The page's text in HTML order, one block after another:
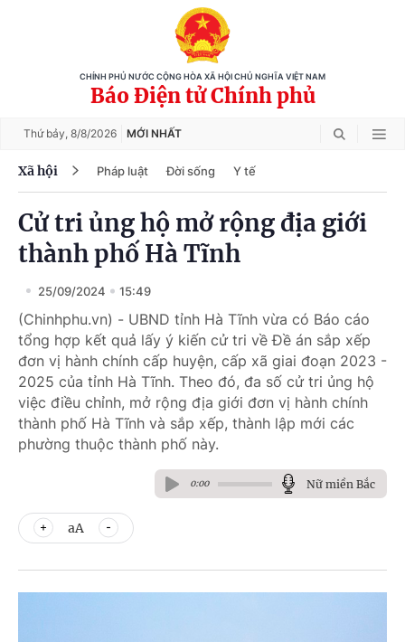
CHÍNH PHỦ NƯỚC CỘNG HÒA XÃ HỘI CHỦ NGHĨA VIỆT NAM
Báo Điện tử Chính phủ
Thứ bảy, 8/8/2026 MỚI NHẤT
Xã hội Pháp luật Đời sống Y tế
Cử tri ủng hộ mở rộng địa giới
thành phố Hà Tĩnh
25/09/2024 15:49
(Chinhphu.vn) - UBND tỉnh Hà Tĩnh vừa có Báo cáo
tổng hợp kết quả lấy ý kiến cử tri về Đề án sắp xếp
đơn vị hành chính cấp huyện, cấp xã giai đoạn 2023 -
2025 của tỉnh Hà Tĩnh. Theo đó, đa số cử tri ủng hộ
việc điều chỉnh, mở rộng địa giới đơn vị hành chính
thành phố Hà Tĩnh và sắp xếp, thành lập mới các
phường thuộc thành phố này.
0:00 Nữ miền Bắc
aA